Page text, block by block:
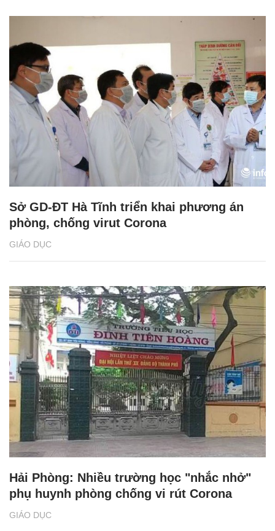
GIÁO DỤC
Sở GD-ĐT Hà Tĩnh triển khai phương án
phòng, chống virut Corona
GIÁO DỤC
Hải Phòng: Nhiều trường học "nhắc nhở"
phụ huynh phòng chống vi rút Corona